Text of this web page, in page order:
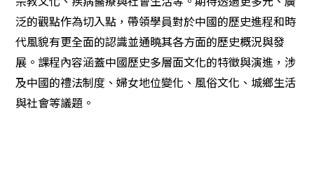
泛的觀點作為切入點，帶領學員對於中國的歷史進程和時
代風貌有更全面的認識並通曉其各方面的歷史概況與發
展。課程內容涵蓋中國歷史多層面文化的特徵與演進，涉
及中國的禮法制度、婦女地位變化、風俗文化、城鄉生活
與社會等議題。